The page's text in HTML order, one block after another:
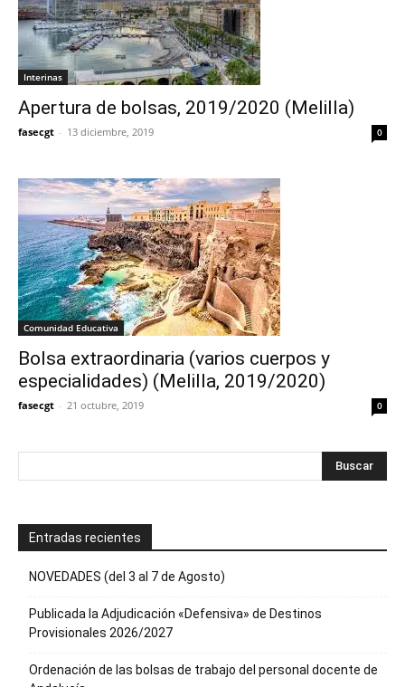
Interinas
Apertura de bolsas, 2019/2020 (Melilla)
fasecgt - 13 diciembre, 2019 0
Comunidad Educativa
Bolsa extraordinaria (varios cuerpos y
especialidades) (Melilla, 2019/2020)
fasecgt - 21 octubre, 2019 0
Entradas recientes
NOVEDADES (del 3 al 7 de Agosto)
Publicada la Adjudicación «Defensiva» de Destinos
Provisionales 2026/2027
Ordenación de las bolsas de trabajo del personal docente de